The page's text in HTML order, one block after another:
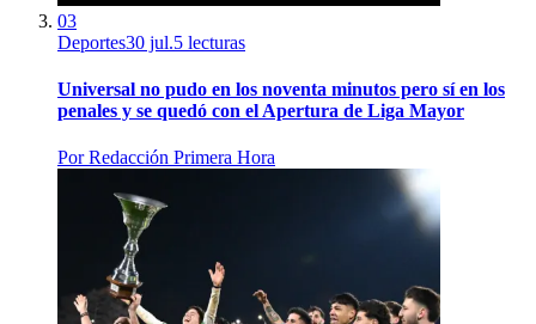
03
Deportes30 jul.5 lecturas
Universal no pudo en los noventa minutos pero sí en los
penales y se quedó con el Apertura de Liga Mayor
PorRedacción Primera Hora